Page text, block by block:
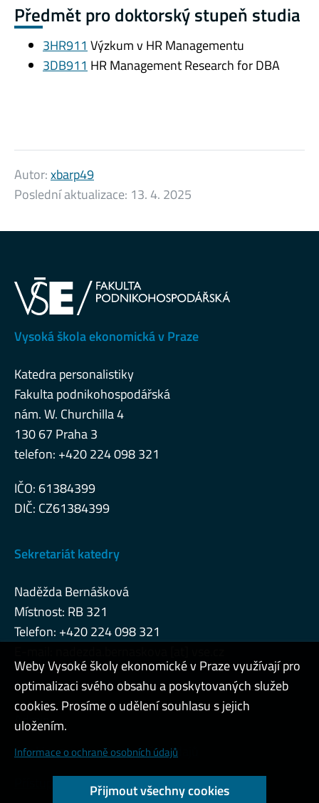
Předmět pro doktorský stupeň studia
3HR911 Výzkum v HR Managementu
3DB911 HR Management Research for DBA
Autor:xbarp49
Poslední aktualizace: 13. 4. 2025
Vysoká škola ekonomická v Praze
Katedra personalistiky
Fakulta podnikohospodářská
nám. W. Churchilla 4
130 67 Praha 3
telefon: +420 224 098 321
IČO: 61384399
DIČ: CZ61384399
Sekretariát katedry
Naděžda Bernášková
Místnost: RB 321
Telefon: +420 224 098 321
Admin
Cookies a ochrana osobních údajů
Přístupnost webu
Weby Vysoké školy ekonomické v Praze využívají pro
optimalizaci svého obsahu a poskytovaných služeb
cookies. Prosíme o udělení souhlasu s jejich
uložením.
Informace o ochraně osobních údajů
Přijmout všechny cookies